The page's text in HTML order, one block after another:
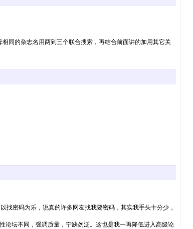
同的杂志名用两到三个联合搜索，再结合前面讲的加用其它关
找密码为乐，说真的许多网友找我要密码，其实我手头十分少，
论坛不同，强调质量，宁缺勿泛。这也是我一再降低进入高级论